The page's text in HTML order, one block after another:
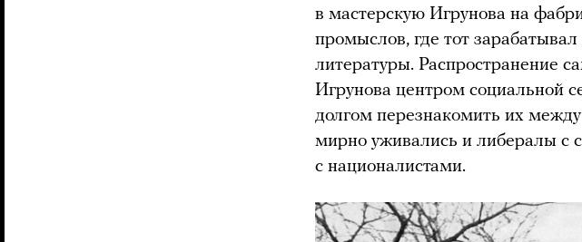
в мастерскую Игрунова на
промыслов, где тот
литературы. Распространение
Игрунова центром социальной
долгом перезнакомить их между
мирно уживались и либералы с
с националистами.